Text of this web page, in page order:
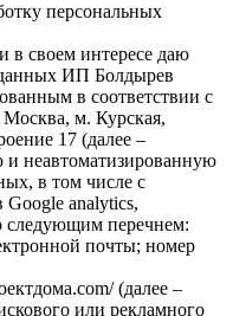
персональных
в своем интересе даю
данных ИП Болдырев
в соответствии с
Москва, м. Курская,
17 (далее –
и неавтоматизированную
в том числе с
Google analytics,
следующим перечнем:
почты; номер
(далее –
или рекламного